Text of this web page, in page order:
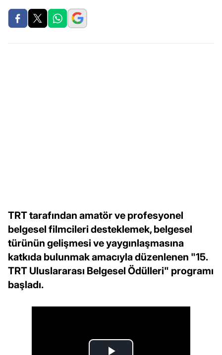
TRT tarafından amatör ve profesyonel
belgesel filmcileri desteklemek, belgesel
türünün gelişmesi ve yaygınlaşmasına
katkıda bulunmak amacıyla düzenlenen "15.
TRT Uluslararası Belgesel Ödülleri" programı
başladı.